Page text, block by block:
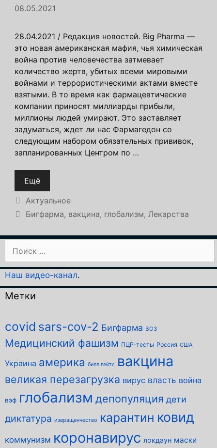
08.05.2021
28.04.2021 / Редакция новостей. Big Pharma —
это новая американская мафия, чья химическая
война против человечества затмевает
количество жертв, убитых всеми мировыми
войнами и террористическими актами вместе
взятыми. В то время как фармацевтические
компании приносят миллиарды прибыли,
миллионы людей умирают. Это заставляет
задуматься, ждет ли нас Фармагедон со
следующим набором обязательных прививок,
запланированных Центром по …
Ещё
Рубрики
Актуальное
Метки
Бигфарма, вакцина, глобализм, Лекарства
Наш видео-канал.
Метки
covid sars-cov-2 Бигфарма ВОЗ
Медицинский фашизм ПЦР-тесты Россия США
Украина америка билл гейтс вакцина
великая перезагрузка вирус власть война
вэф глобализм депопуляция дети
диктатура извращенчество карантин ковид
коммунизм коронавирус локдаун маски